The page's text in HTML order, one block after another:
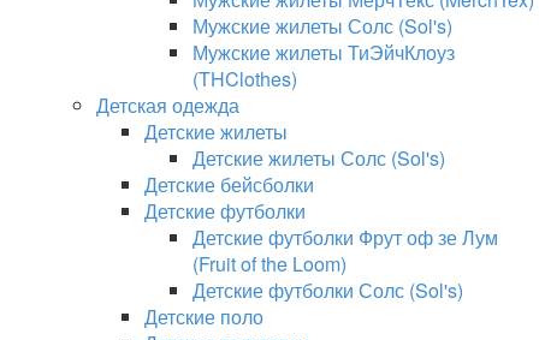
Мужские жилеты Солс (Sol's)
Мужские жилеты ТиЭйчКлоуз
(THClothes)
Детская одежда
Детские жилеты
Детские жилеты Солс (Sol's)
Детские бейсболки
Детские футболки
Детские футболки Фрут оф зе Лум
(Fruit of the Loom)
Детские футболки Солс (Sol's)
Детские поло